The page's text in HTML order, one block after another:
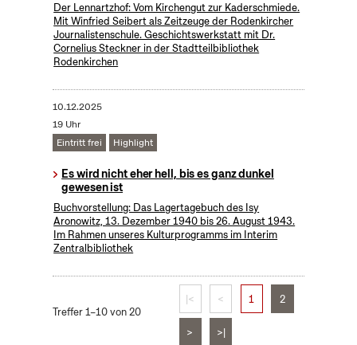
Der Lennartzhof: Vom Kirchengut zur Kaderschmiede.
Mit Winfried Seibert als Zeitzeuge der Rodenkircher
Journalistenschule. Geschichtswerkstatt mit Dr.
Cornelius Steckner in der Stadtteilbibliothek
Rodenkirchen
10.12.2025
19 Uhr
Eintritt frei
Highlight
Es wird nicht eher hell, bis es ganz dunkel
gewesen ist
Buchvorstellung: Das Lagertagebuch des Isy
Aronowitz, 13. Dezember 1940 bis 26. August 1943.
Im Rahmen unseres Kulturprogramms im Interim
Zentralbibliothek
Treffer 1–10 von 20
|< < 1 2
> >|